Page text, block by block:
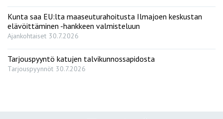
Kunta saa EU:lta maaseuturahoitusta Ilmajoen keskustan
elävöittäminen -hankkeen valmisteluun
Ajankohtaiset 30.7.2026
Tarjouspyyntö katujen talvikunnossapidosta
Tarjouspyynnöt 30.7.2026